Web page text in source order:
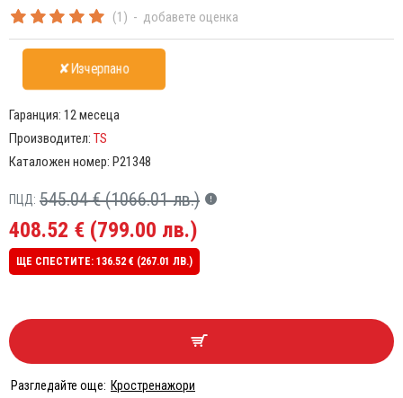
(1) - добавете оценка
408.52 € (799.00 лв.)
ПЦД: 545.04 € (1066.01 лв.)
ЩЕ СПЕСТИТЕ: 136.52 € (267.01 ЛВ.)
✘Изчерпано
Гаранция: 12 месеца
Производител: TS
Каталожен номер: P21348
Разгледайте още: Кростренажори